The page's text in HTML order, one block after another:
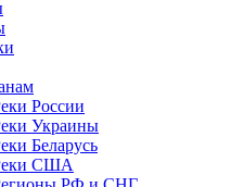
России
Украины
Беларусь
США